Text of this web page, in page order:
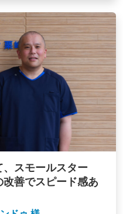
スモールスター
改善でスピード感あ